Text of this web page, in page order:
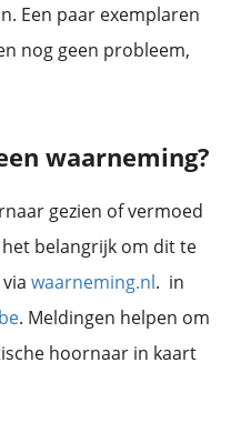
Een paar exemplaren
nog geen probleem,
waarneming?
gezien of vermoed
belangrijk om dit te
waarneming.nl. in
. Meldingen helpen om
hoornaar in kaart